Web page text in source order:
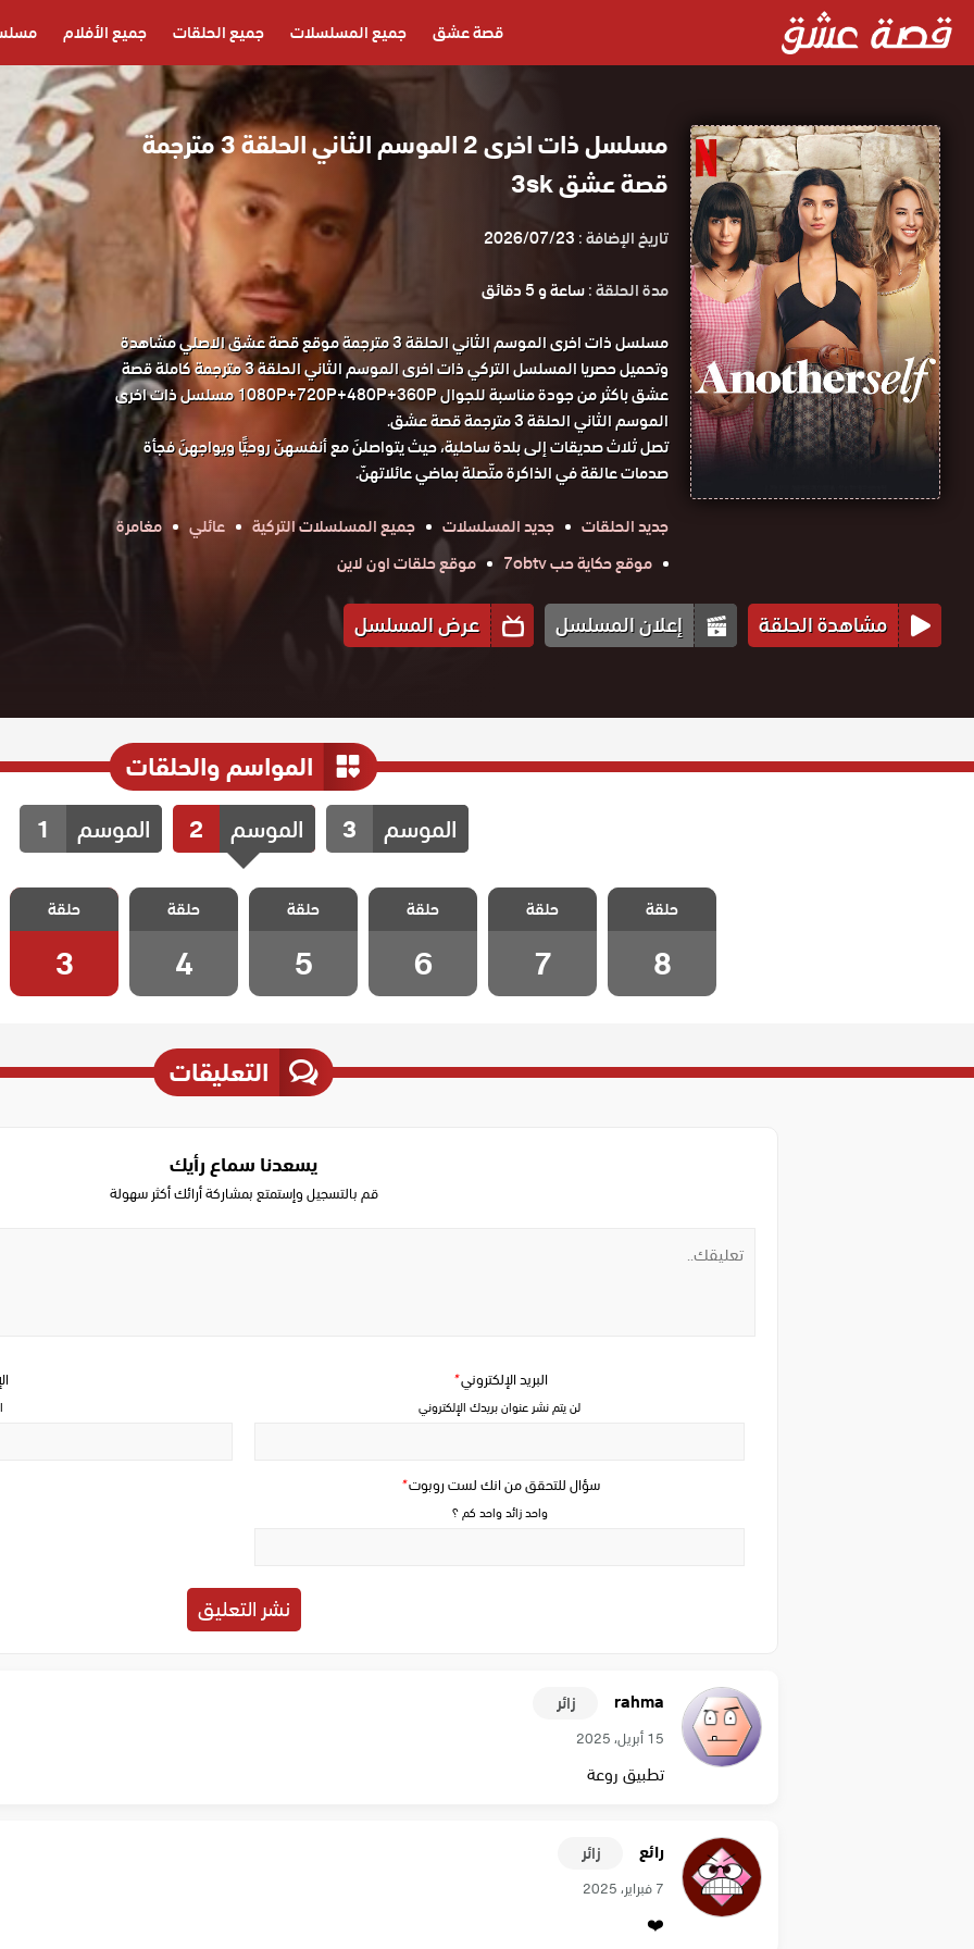
قصة عشق جميع المسلسلات جميع الحلقات جميع الأفلام
مسلسل ذات اخرى 2 الموسم الثاني الحلقة 3 مترجمة
قصة عشق 3sk
تاريخ الإضافة :2026/07/23
مدة الحلقة :ساعة و 5 دقائق
مسلسل ذات اخرى الموسم الثاني الحلقة 3 مترجمة موقع قصة عشق الاصلي مشاهدة
وتحميل حصريا المسلسل التركي ذات اخرى الموسم الثاني الحلقة 3 مترجمة كاملة قصة
عشق باكثر من جودة مناسبة للجوال 1080P+720P+480P+360P مسلسل ذات اخرى
الموسم الثاني الحلقة 3 مترجمة قصة عشق.
تصل ثلاث صديقات إلى بلدة ساحلية، حيث يتواصلنَ مع أنفسهنّ روحيًّا ويواجهنَ فجأة
صدمات عالقة في الذاكرة متّصلة بماضي عائلاتهنّ.
جديد الحلقات
جديد المسلسلات جميع المسلسلات التركية عائلي
مغامرة
موقع حكاية حب 7obtv
موقع حلقات اون لاين
مشاهدة الحلقة إعلان المسلسل عرض المسلسل
المواسم والحلقات
الموسم 3 الموسم 2 الموسم 1
اخرى الموسم
والاخيرة
حلقة
8
مسلسل ذات
اخرى الموسم
الثاني الحلقة 7
حلقة
7
مسلسل ذات
اخرى الموسم
الثاني الحلقة 6
حلقة
6
مسلسل ذات
اخرى الموسم
الثاني الحلقة 5
حلقة
5
مسلسل ذات
اخرى الموسم
الثاني الحلقة 4
حلقة
4
مسلسل ذات
اخرى الموسم
الثاني الحلقة 3
حلقة
3
التعليقات
يسعدنا سماع رأيك
قم بالتسجيل وإستمتع بمشاركة أرائك أكثر سهولة
سؤال للتحقق من انك لست روبوت*
واحد زائد واحد كم ؟
البريد الإلكتروني*
لن يتم نشر عنوان بريدك الإلكتروني
rahma زائر
15 أبريل، 2025
تطبيق روعة
رائع زائر
7 فبراير، 2025
❤️